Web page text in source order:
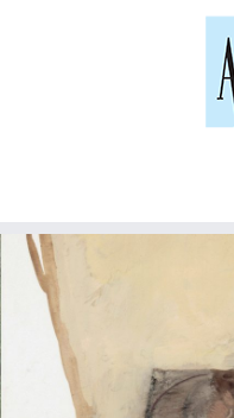
Skip
to
content